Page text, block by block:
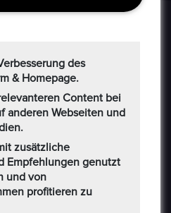
mit der Benutzer
und andere
/ Gebot kaufen und
bietet zusätzlich einen
EUR an. Mit diesem
die sich weit entfernt von
des
& Homepage.
Content bei
anderen Webseiten und
zusätzliche
Empfehlungen genutzt
und von
profitieren zu